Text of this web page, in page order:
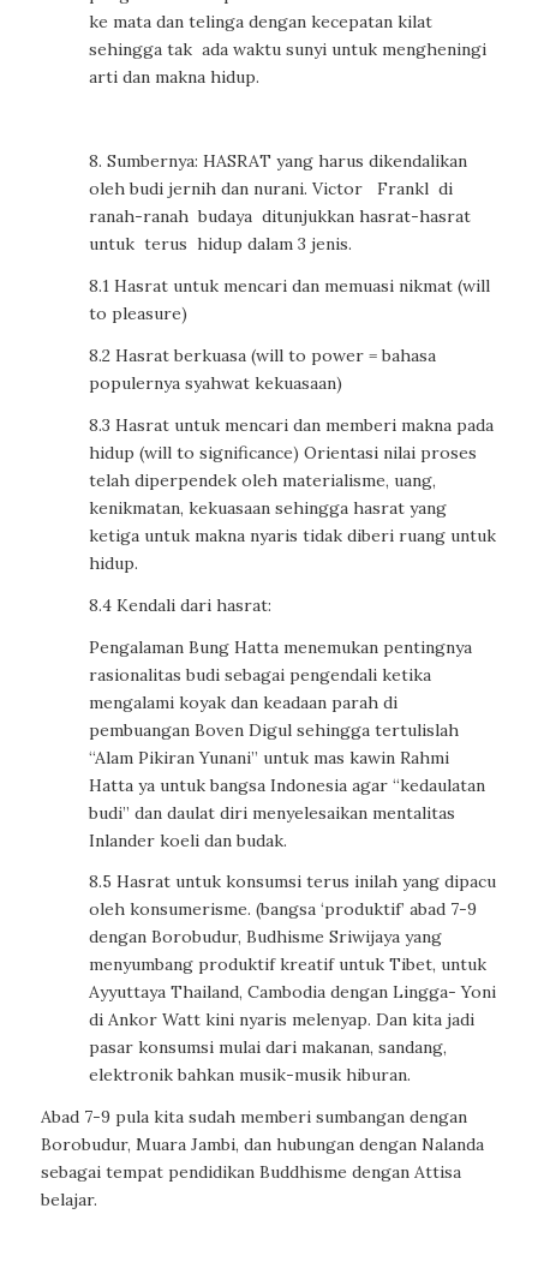
ke mata dan telinga dengan kecepatan kilat
sehingga tak ada waktu sunyi untuk mengheningi
arti dan makna hidup.
8. Sumbernya: HASRAT yang harus dikendalikan
oleh budi jernih dan nurani. Victor Frankl di
ranah-ranah budaya ditunjukkan hasrat-hasrat
untuk terus hidup dalam 3 jenis.
8.1 Hasrat untuk mencari dan memuasi nikmat (will
to pleasure)
8.2 Hasrat berkuasa (will to power = bahasa
populernya syahwat kekuasaan)
8.3 Hasrat untuk mencari dan memberi makna pada
hidup (will to significance) Orientasi nilai proses
telah diperpendek oleh materialisme, uang,
kenikmatan, kekuasaan sehingga hasrat yang
ketiga untuk makna nyaris tidak diberi ruang untuk
hidup.
8.4 Kendali dari hasrat:
Pengalaman Bung Hatta menemukan pentingnya
rasionalitas budi sebagai pengendali ketika
mengalami koyak dan keadaan parah di
pembuangan Boven Digul sehingga tertulislah
“Alam Pikiran Yunani” untuk mas kawin Rahmi
Hatta ya untuk bangsa Indonesia agar “kedaulatan
budi” dan daulat diri menyelesaikan mentalitas
Inlander koeli dan budak.
8.5 Hasrat untuk konsumsi terus inilah yang dipacu
oleh konsumerisme. (bangsa ‘produktif’ abad 7-9
dengan Borobudur, Budhisme Sriwijaya yang
menyumbang produktif kreatif untuk Tibet, untuk
Ayyuttaya Thailand, Cambodia dengan Lingga- Yoni
di Ankor Watt kini nyaris melenyap. Dan kita jadi
pasar konsumsi mulai dari makanan, sandang,
elektronik bahkan musik-musik hiburan.
Abad 7-9 pula kita sudah memberi sumbangan dengan
Borobudur, Muara Jambi, dan hubungan dengan Nalanda
sebagai tempat pendidikan Buddhisme dengan Attisa
belajar.